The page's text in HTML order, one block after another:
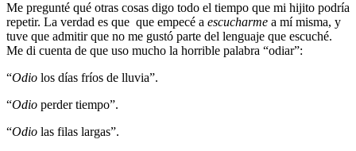
Me pregunté qué otras cosas digo todo el tiempo que mi hijito podría
repetir. La verdad es que que empecé a escucharme a mí misma, y
tuve que admitir que no me gustó parte del lenguaje que escuché.
Me di cuenta de que uso mucho la horrible palabra “odiar”:
“Odio los días fríos de lluvia”.
“Odio perder tiempo”.
“Odio las filas largas”.